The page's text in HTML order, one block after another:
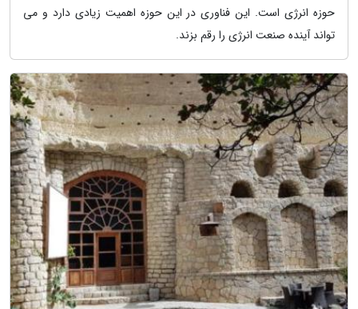
حوزه انرژی است. این فناوری در این حوزه اهمیت زیادی دارد و می
تواند آینده صنعت انرژی را رقم بزند.